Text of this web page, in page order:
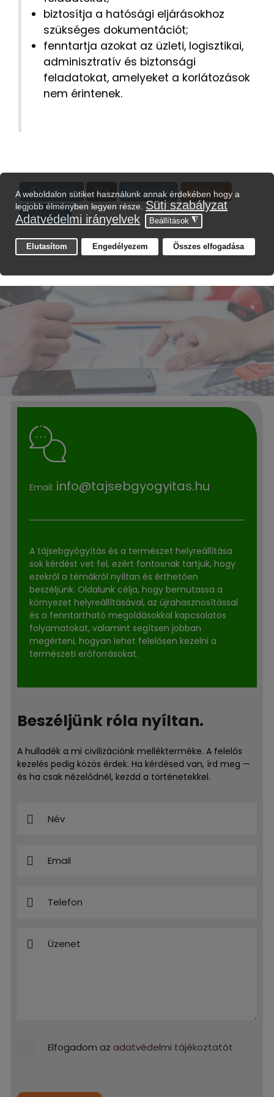
biztosítja a hatósági eljárásokhoz
szükséges dokumentációt;
fenntartja azokat az üzleti, logisztikai,
adminisztratív és biztonsági
feladatokat, amelyeket a korlátozások
nem érintenek.
FACEBOOK X LINKEDIN REDDIT
TRELLO
Email: info@tajsebgyogyitas.hu
A tájsebgyógyítás és a természet helyreállítása
sok kérdést vet fel, ezért fontosnak tartjuk, hogy
ezekről a témákról nyíltan és érthetően
beszéljünk. Oldalunk célja, hogy bemutassa a
környezet helyreállításával, az újrahasznosítással
és a fenntartható megoldásokkal kapcsolatos
folyamatokat, valamint segítsen jobban
megérteni, hogyan lehet felelősen kezelni a
természeti erőforrásokat.
Beszéljünk róla nyíltan.
A hulladék a mi civilizációnk mellékterméke. A felelős
kezelés pedig közös érdek. Ha kérdésed van, írd meg —
és ha csak nézelődnél, kezdd a történetekkel.
Elfogadom az adatvédelmi tájékoztatót